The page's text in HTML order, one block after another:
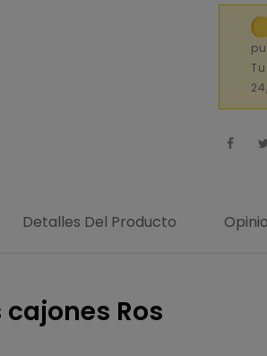
Detalles Del Producto
Ros